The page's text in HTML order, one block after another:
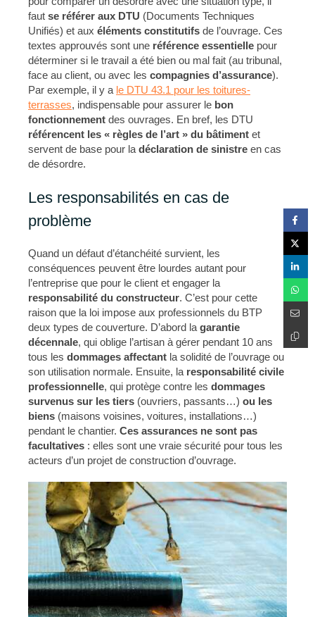
faut se référer aux DTU (Documents Techniques
Unifiés) et aux éléments constitutifs de l’ouvrage. Ces
textes approuvés sont une référence essentielle pour
déterminer si le travail a été bien ou mal fait (au tribunal,
face au client, ou avec les compagnies d’assurance).
Par exemple, il y a le DTU 43.1 pour les toitures-
terrasses, indispensable pour assurer le bon
fonctionnement des ouvrages. En bref, les DTU
référencent les « règles de l’art » du bâtiment et
servent de base pour la déclaration de sinistre en cas
de désordre.
Les responsabilités en cas de
problème
Quand un défaut d’étanchéité survient, les
conséquences peuvent être lourdes autant pour
l’entreprise que pour le client et engager la
responsabilité du constructeur. C’est pour cette
raison que la loi impose aux professionnels du BTP
deux types de couverture. D’abord la garantie
décennale, qui oblige l’artisan à gérer pendant 10 ans
tous les dommages affectant la solidité de l’ouvrage ou
son utilisation normale. Ensuite, la responsabilité civile
professionnelle, qui protège contre les dommages
survenus sur les tiers (ouvriers, passants…) ou les
biens (maisons voisines, voitures, installations…)
pendant le chantier. Ces assurances ne sont pas
facultatives : elles sont une vraie sécurité pour tous les
acteurs d’un projet de construction d’ouvrage.